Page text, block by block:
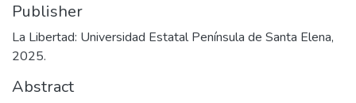
Publisher
La Libertad: Universidad Estatal Península de Santa Elena,
2025.
Abstract